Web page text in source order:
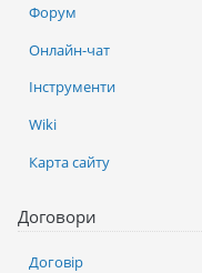
Форум
Онлайн-чат
Інструменти
Wiki
Карта сайту
Договори
Договір